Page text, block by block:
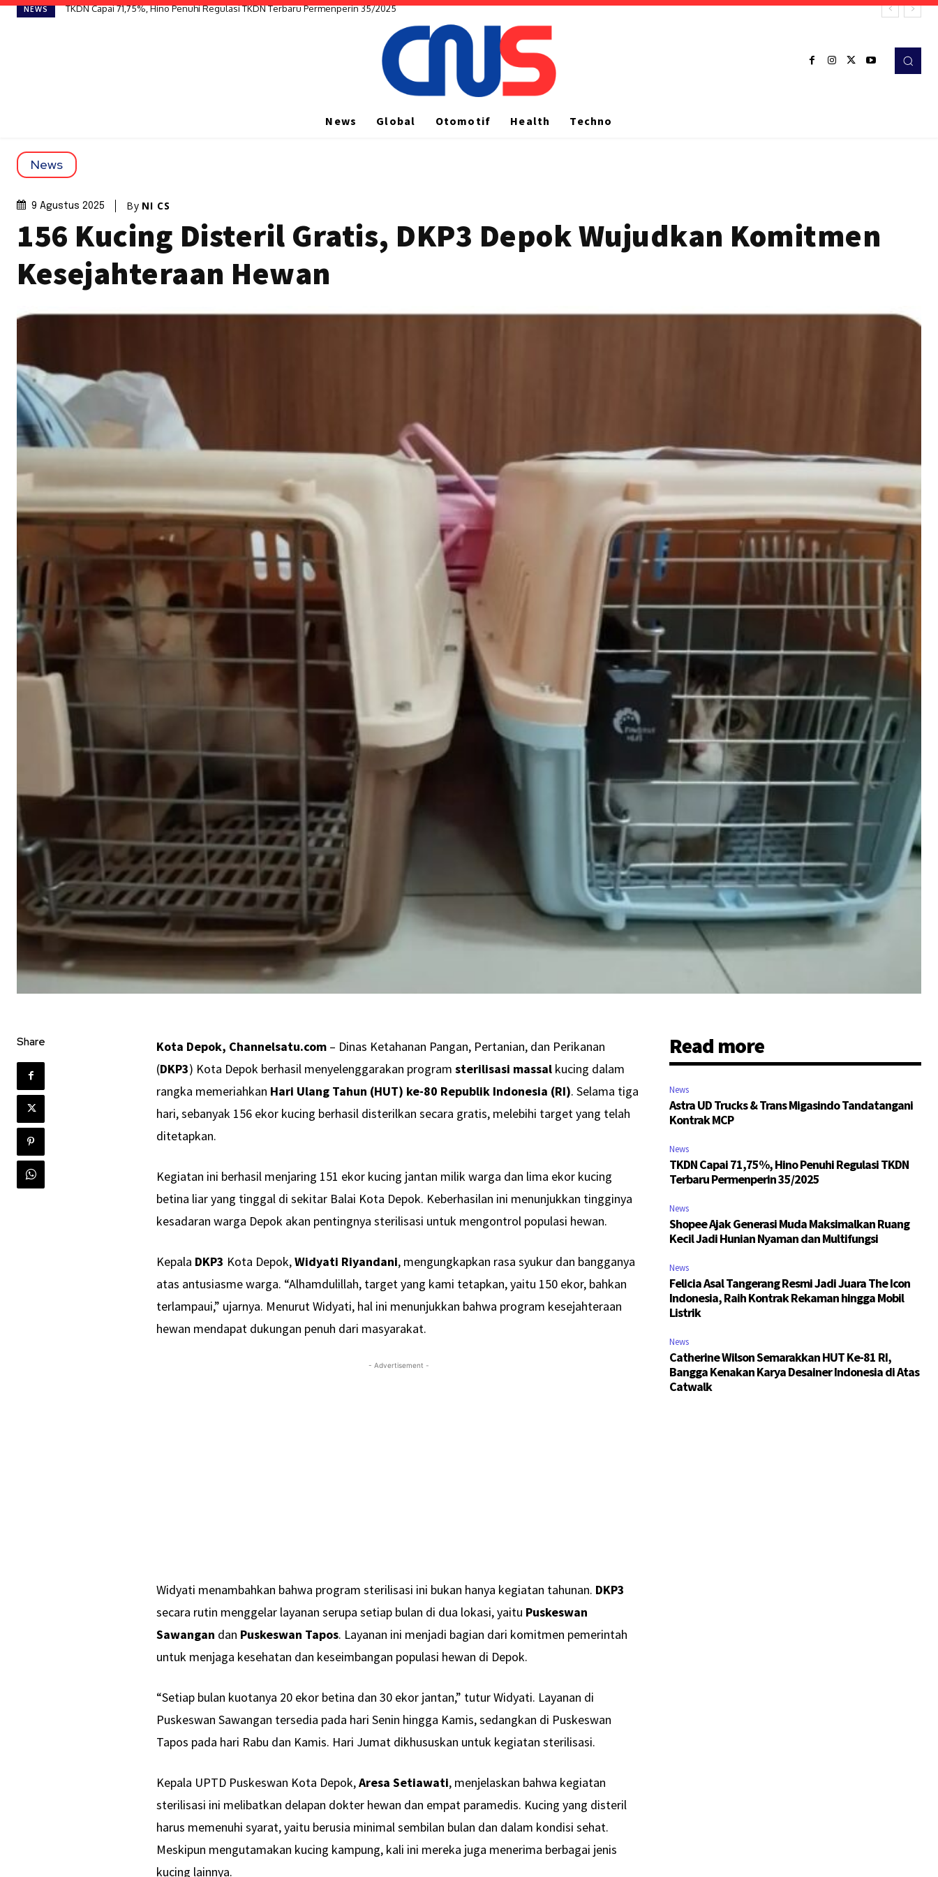
NEWS TKDN Capai 71,75%, Hino Penuhi Regulasi TKDN Terbaru Permenperin 35/2025
Shopee Ajak Generasi Muda Maksimalkan Ruang Kecil Jadi Hunian Nyaman dan Multifungsi
News Global Otomotif Health Techno
News
9 Agustus 2025 By NI CS
156 Kucing Disteril Gratis, DKP3 Depok Wujudkan Komitmen
Kesejahteraan Hewan
Share Kota Depok, Channelsatu.com – Dinas Ketahanan Pangan, Pertanian, dan Perikanan
(DKP3) Kota Depok berhasil menyelenggarakan programsterilisasi massal kucing dalam
rangka memeriahkan Hari Ulang Tahun (HUT) ke-80 Republik Indonesia (RI). Selama tiga
hari, sebanyak 156 ekor kucing berhasil disterilkan secara gratis, melebihi target yang telah
ditetapkan.
Kegiatan ini berhasil menjaring 151 ekor kucing jantan milik warga dan lima ekor kucing
betina liar yang tinggal di sekitar Balai Kota Depok. Keberhasilan ini menunjukkan tingginya
kesadaran warga Depok akan pentingnya sterilisasi untuk mengontrol populasi hewan.
Kepala DKP3 Kota Depok,Widyati Riyandani, mengungkapkan rasa syukur dan bangganya
atas antusiasme warga. “Alhamdulillah, target yang kami tetapkan, yaitu 150 ekor, bahkan
terlampaui,” ujarnya. Menurut Widyati, hal ini menunjukkan bahwa program kesejahteraan
hewan mendapat dukungan penuh dari masyarakat.
- Advertisement -
Widyati menambahkan bahwa program sterilisasi ini bukan hanya kegiatan tahunan. DKP3
secara rutin menggelar layanan serupa setiap bulan di dua lokasi, yaitu Puskeswan
Sawangan dan Puskeswan Tapos. Layanan ini menjadi bagian dari komitmen pemerintah
untuk menjaga kesehatan dan keseimbangan populasi hewan di Depok.
“Setiap bulan kuotanya 20 ekor betina dan 30 ekor jantan,” tutur Widyati. Layanan di
Puskeswan Sawangan tersedia pada hari Senin hingga Kamis, sedangkan di Puskeswan
Tapos pada hari Rabu dan Kamis. Hari Jumat dikhususkan untuk kegiatan sterilisasi.
Kepala UPTD Puskeswan Kota Depok,Aresa Setiawati, menjelaskan bahwa kegiatan
sterilisasi ini melibatkan delapan dokter hewan dan empat paramedis. Kucing yang disteril
harus memenuhi syarat, yaitu berusia minimal sembilan bulan dan dalam kondisi sehat.
Meskipun mengutamakan kucing kampung, kali ini mereka juga menerima berbagai jenis
kucing lainnya.
Read more
News
Astra UD Trucks & Trans Migasindo Tandatangani
Kontrak MCP
News
TKDN Capai 71,75%, Hino Penuhi Regulasi TKDN
Terbaru Permenperin 35/2025
News
Shopee Ajak Generasi Muda Maksimalkan Ruang
Kecil Jadi Hunian Nyaman dan Multifungsi
News
Felicia Asal Tangerang Resmi Jadi Juara The Icon
Indonesia, Raih Kontrak Rekaman hingga Mobil
Listrik
News
Catherine Wilson Semarakkan HUT Ke-81 RI,
Bangga Kenakan Karya Desainer Indonesia di Atas
Catwalk